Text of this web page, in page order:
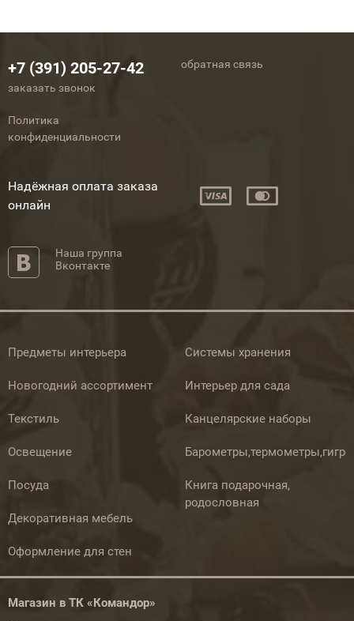
+7 (391) 205-27-42
заказать звонок
обратная связь
Политика
конфиденциальности
Надёжная оплата заказа
онлайн
Наша группа
Вконтакте
Предметы интерьера
Новогодний ассортимент
Текстиль
Освещение
Посуда
Декоративная мебель
Оформление для стен
Системы хранения
Интерьер для сада
Канцелярские наборы
Книга подарочная,
родословная
Магазин в ТК «Командор»